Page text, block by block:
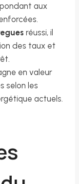
aux
réussi, il
des taux et
en valeur
selon les
actuels.